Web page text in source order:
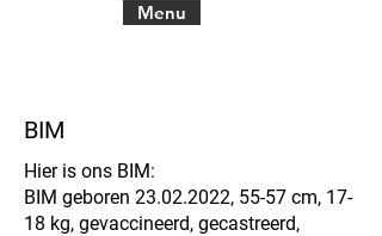
Menu
BIM
Hier is ons BIM:
BIM geboren 23.02.2022, 55-57 cm, 17-
18 kg, gevaccineerd, gecastreerd,